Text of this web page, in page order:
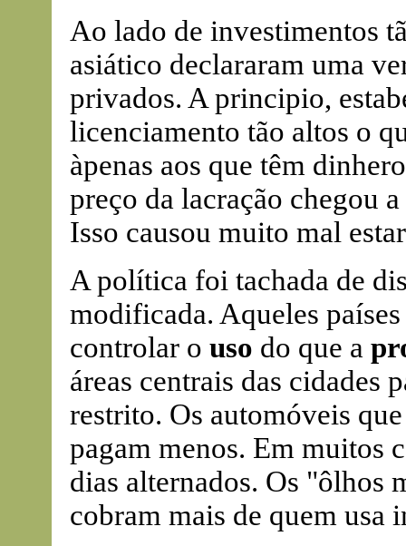
Ao lado de investimentos
asiático declararam uma
privados. A principio,
licenciamento tão altos o
àpenas aos que têm
preço da lacração chegou
Isso causou muito mal
A política foi tachada de
modificada. Aqueles
controlar o uso do que a
áreas centrais das cidades
restrito. Os automóveis
pagam menos. Em muitos
dias alternados. Os "ôlhos
cobram mais de quem usa